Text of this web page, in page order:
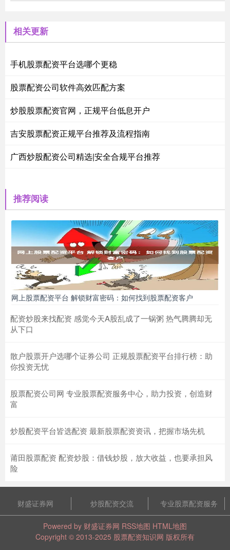
相关更新
手机股票配资平台选哪个更稳
股票配资公司软件高效匹配方案
炒股股票配资官网，正规平台低息开户
吉安股票配资正规平台推荐及流程指南
广西炒股配资公司精选|安全合规平台推荐
推荐阅读
网上股票配资平台 解锁财富密码：如何找到股票配资客户
配资炒股来找配资 感觉今天A股乱成了一锅粥 热气腾腾却无
从下口
散户股票开户选哪个证券公司 正规股票配资平台排行榜：助
你投资无忧
股票配资公司网 专业股票配资服务中心，助力投资，创造财
富
炒股配资平台皆选配资 最新股票配资资讯，把握市场先机
莆田股票配资 配资炒股：借钱炒股，放大收益，也要承担风
险
财盛证券网 炒股配资交流 专业股票配资服务
Powered by 财盛证券网 RSS地图 HTML地图
Copyright © 2013-2025 股票配资知识网 版权所有